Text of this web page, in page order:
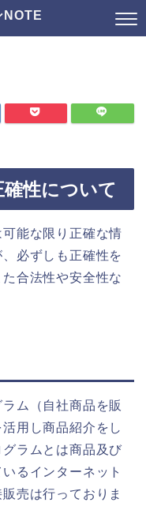
NOTE
確性について
能な限り正確な情
必ずしも正確性を
合法性や安全性な
ム（自社商品を販
用し商品紹介をし
ラムとは商品及び
るインターネット
売は行っておりま